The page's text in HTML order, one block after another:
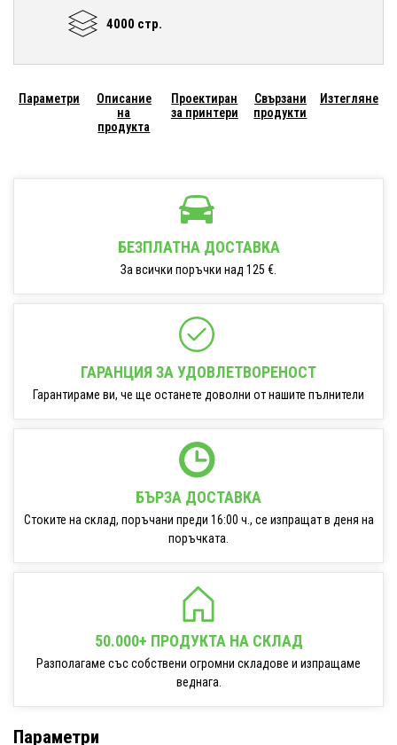
4000 стр.
Параметри
Описание
на
продукта
Проектиран
за принтери
Свързани
продукти
Изтегляне
БЕЗПЛАТНА ДОСТАВКА
За всички поръчки над 125 €.
ГАРАНЦИЯ ЗА УДОВЛЕТВОРЕНОСТ
Гарантираме ви, че ще останете доволни от нашите пълнители
БЪРЗА ДОСТАВКА
Стоките на склад, поръчани преди 16:00 ч., се изпращат в деня на
поръчката.
50.000+ ПРОДУКТА НА СКЛАД
Разполагаме със собствени огромни складове и изпращаме
веднага.
Параметри